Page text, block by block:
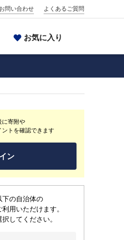
お問い合わせ よくあるご質問
お気に入り
に寄附や
トを確認できます
ン
下の自治体の
用いただけます。
してください。